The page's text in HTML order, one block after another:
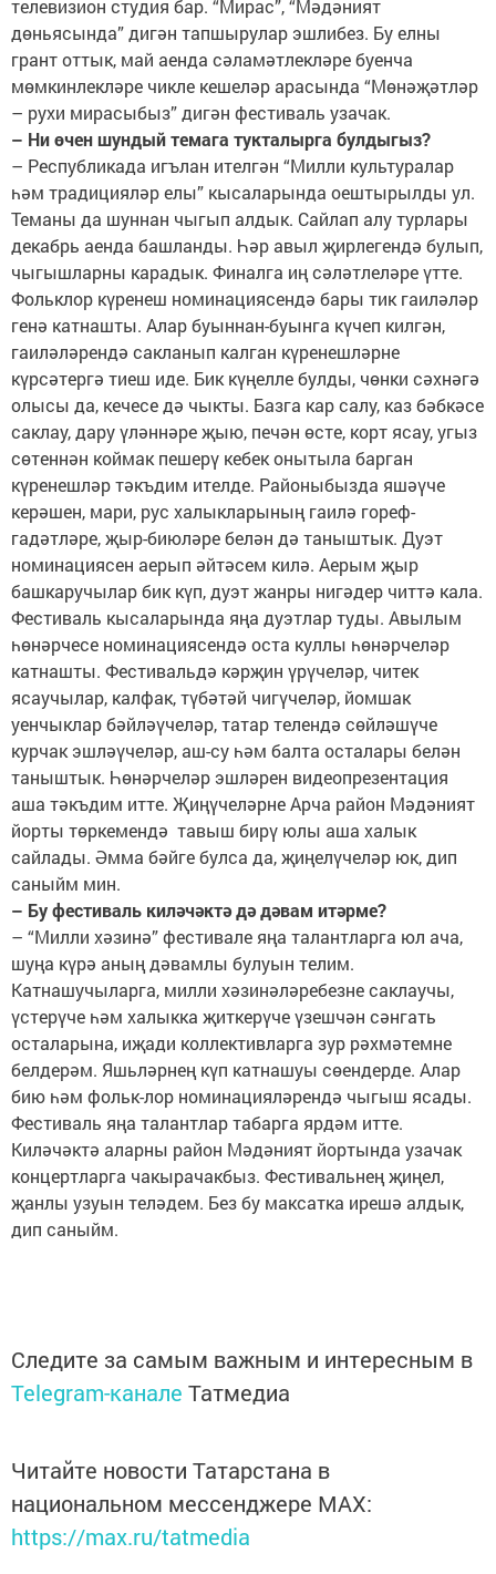
телевизион студия бар. “Мирас”, “Мәдәният
дөньясында” дигән тапшырулар эшлибез. Бу елны
грант оттык, май аенда сәламәтлекләре буенча
мөмкинлекләре чикле кешеләр арасында “Мөнәҗәтләр
– рухи мирасыбыз” дигән фестиваль узачак.
– Ни өчен шундый темага тукталырга булдыгыз?
– Республикада игълан ителгән “Милли культуралар
һәм традицияләр елы” кысаларында оештырылды ул.
Теманы да шуннан чыгып алдык. Сайлап алу турлары
декабрь аенда башланды. Һәр авыл җирлегендә булып,
чыгышларны карадык. Финалга иң сәләтлеләре үтте.
Фольклор күренеш номинациясендә бары тик гаиләләр
генә катнашты. Алар буыннан-буынга күчеп килгән,
гаиләләрендә сакланып калган күренешләрне
күрсәтергә тиеш иде. Бик күңелле булды, чөнки сәхнәгә
олысы да, кечесе дә чыкты. Базга кар салу, каз бәбкәсе
саклау, дару үләннәре җыю, печән өсте, корт ясау, угыз
сөтеннән коймак пешерү кебек онытыла барган
күренешләр тәкъдим ителде. Районыбызда яшәүче
керәшен, мари, рус халыкларының гаилә гореф-
гадәтләре, җыр-биюләре белән дә таныштык. Дуэт
номинациясен аерып әйтәсем килә. Аерым җыр
башкаручылар бик күп, дуэт жанры нигәдер читтә кала.
Фестиваль кысаларында яңа дуэтлар туды. Авылым
һөнәрчесе номинациясендә оста куллы һөнәрчеләр
катнашты. Фестивальдә кәрҗин үрүчеләр, читек
ясаучылар, калфак, түбәтәй чигүчеләр, йомшак
уенчыклар бәйләүчеләр, татар телендә сөйләшүче
курчак эшләүчеләр, аш-су һәм балта осталары белән
таныштык. Һөнәрчеләр эшләрен видеопрезентация
аша тәкъдим итте. Җиңүчеләрне Арча район Мәдәният
йорты төркемендә тавыш бирү юлы аша халык
сайлады. Әмма бәйге булса да, җиңелүчеләр юк, дип
саныйм мин.
– Бу фестиваль киләчәктә дә дәвам итәрме?
– “Милли хәзинә” фестивале яңа талантларга юл ача,
шуңа күрә аның дәвамлы булуын телим.
Катнашучыларга, милли хәзинәләребезне саклаучы,
үстерүче һәм халыкка җиткерүче үзешчән сәнгать
осталарына, иҗади коллективларга зур рәхмәтемне
белдерәм. Яшьләрнең күп катнашуы сөендерде. Алар
бию һәм фольк-лор номинацияләрендә чыгыш ясады.
Фестиваль яңа талантлар табарга ярдәм итте.
Киләчәктә аларны район Мәдәният йортында узачак
концертларга чакырачакбыз. Фестивальнең җиңел,
җанлы узуын теләдем. Без бу максатка ирешә алдык,
дип саныйм.
Следите за самым важным и интересным в
Telegram-канале Татмедиа
Читайте новости Татарстана в
национальном мессенджере MАХ:
https://max.ru/tatmedia